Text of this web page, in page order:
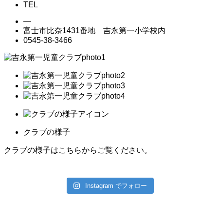
TEL
―
富士市比奈1431番地 吉永第一小学校内
0545-38-3466
クラブの様子
クラブの様子はこちらからご覧ください。
Instagram でフォロー